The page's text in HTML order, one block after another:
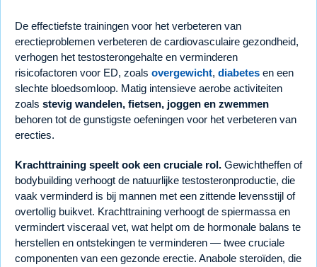
De effectiefste trainingen voor het verbeteren van
erectieproblemen verbeteren de cardiovasculaire gezondheid,
verhogen het testosterongehalte en verminderen
risicofactoren voor ED, zoals overgewicht, diabetes en een
slechte bloedsomloop. Matig intensieve aerobe activiteiten
zoals stevig wandelen, fietsen, joggen en zwemmen
behoren tot de gunstigste oefeningen voor het verbeteren van
erecties.
Krachttraining speelt ook een cruciale rol. Gewichtheffen of
bodybuilding verhoogt de natuurlijke testosteronproductie, die
vaak verminderd is bij mannen met een zittende levensstijl of
overtollig buikvet. Krachttraining verhoogt de spiermassa en
vermindert visceraal vet, wat helpt om de hormonale balans te
herstellen en ontstekingen te verminderen — twee cruciale
componenten van een gezonde erectie. Anabole steroïden, die